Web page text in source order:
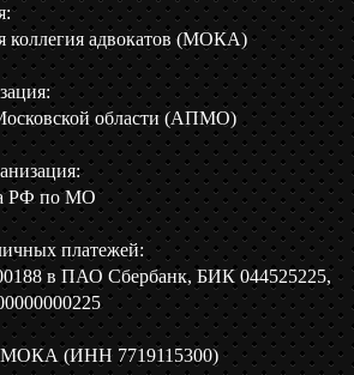
коллегия адвокатов (МОКА)
области (АПМО)
РФ по МО
платежей:
в ПАО Сбербанк, БИК 044525225,
МОКА (ИНН 7719115300)